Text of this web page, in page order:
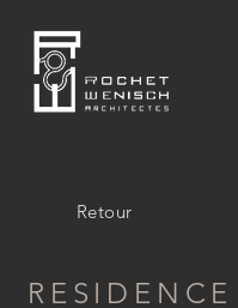
Retour